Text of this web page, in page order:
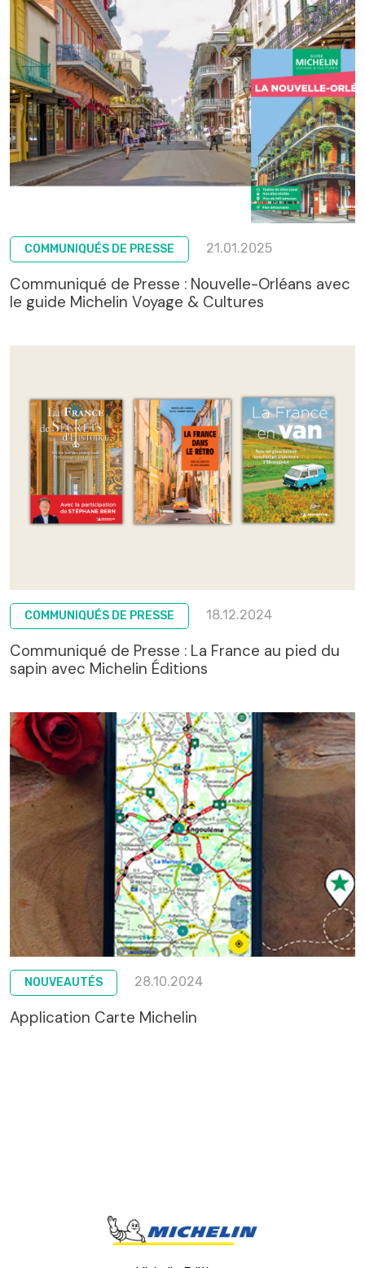
COMMUNIQUÉS DE PRESSE 21.01.2025
Communiqué de Presse : Nouvelle-Orléans avec
le guide Michelin Voyage & Cultures
COMMUNIQUÉS DE PRESSE 18.12.2024
Communiqué de Presse : La France au pied du
sapin avec Michelin Éditions
NOUVEAUTÉS 28.10.2024
Application Carte Michelin